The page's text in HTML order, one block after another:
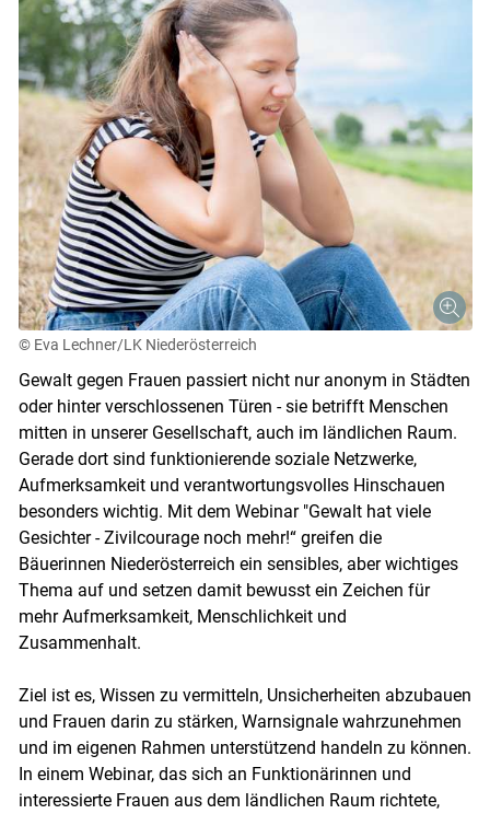
© Eva Lechner/LK Niederösterreich
Gewalt gegen Frauen passiert nicht nur anonym in Städten
oder hinter verschlossenen Türen - sie betrifft Menschen
mitten in unserer Gesellschaft, auch im ländlichen Raum.
Gerade dort sind funktionierende soziale Netzwerke,
Aufmerksamkeit und verantwortungsvolles Hinschauen
besonders wichtig. Mit dem Webinar "Gewalt hat viele
Gesichter - Zivilcourage noch mehr!“ greifen die
Bäuerinnen Niederösterreich ein sensibles, aber wichtiges
Thema auf und setzen damit bewusst ein Zeichen für
mehr Aufmerksamkeit, Menschlichkeit und
Zusammenhalt.
Ziel ist es, Wissen zu vermitteln, Unsicherheiten abzubauen
und Frauen darin zu stärken, Warnsignale wahrzunehmen
und im eigenen Rahmen unterstützend handeln zu können.
In einem Webinar, das sich an Funktionärinnen und
interessierte Frauen aus dem ländlichen Raum richtete,